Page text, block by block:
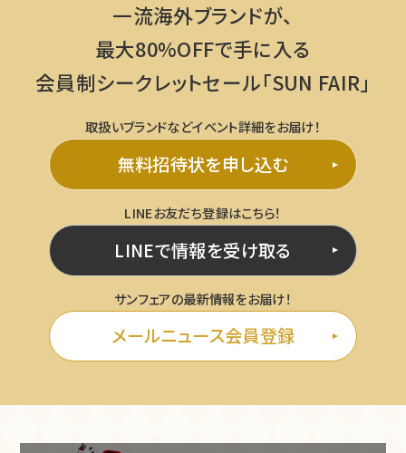
一流海外ブランドが、
最大80%OFFで手に入る
会員制シークレットセール「SUN FAIR」
取扱いブランドなどイベント詳細をお届け！
LINEお友だち登録はこちら！
サンフェアの最新情報をお届け！
無料招待状を申し込む
LINEで情報を受け取る
メールニュース会員登録